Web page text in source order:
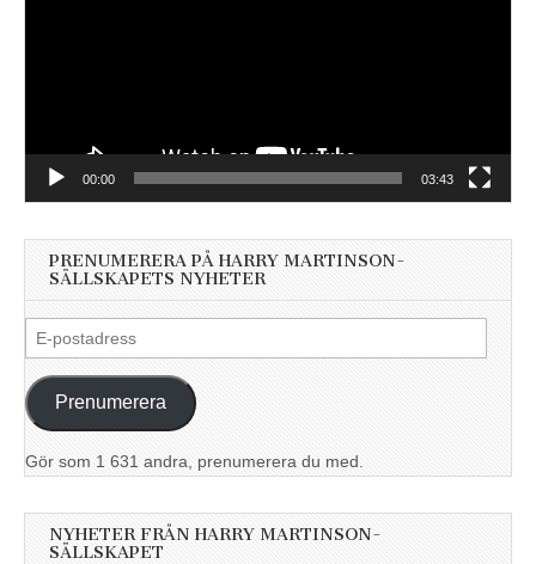
00:00 03:43
PRENUMERERA PÅ HARRY MARTINSON-
SÄLLSKAPETS NYHETER
E-
postadress
Prenumerera
Gör som 1 631 andra, prenumerera du med.
NYHETER FRÅN HARRY MARTINSON-
SÄLLSKAPET